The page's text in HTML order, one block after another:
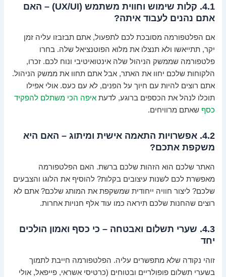
4.1. קלות שימוש וחווית משתמש (UX/UI) – האם
אתם נהנים לעבוד איתה?
אם הפלטפורמה מסובכת לכם לתפעול, אתם תבזבזו עליה זמן
יקר, תתייאשו ולא תנצלו את מלוא הפוטנציאל שלה. בחרו
פלטפורמה שממשק הניהול שלה אינטואיטיבי ונוח לכם. זכרו,
הלקוחות שלכם יחוו את האתר, אבל אתם תחוו את ממשק הניהול.
אתם רוצים להיות עם חיוך על הפנים, לא עם כעס. אולי אפילו
תוכלו לנהל את הכספים ברוגע, לדעתאיפה הכי משתלם להפקיד
כסף שאתם מרוויחים.
4.2. אפשרויות התאמה אישית ומיתוג – האם היא
משקפת אתכם?
האתר שלכם הוא הזהות שלכם ברשת. האם הפלטפורמה
מאפשרת לכם לשנות עיצובים בקלות? להוסיף את הלוגו והצבעים
שלכם? ליצור חוויה ייחודית שמשקפת את המותג שלכם? אתם לא
רוצים שהחנות שלכם תיראה כמו עוד אלף חנויות אחרות.
4.3. שערי תשלום ואבטחה – כי כסף ואמון הולכים
יחד
זוהי נקודה שלא מתפשרים עליה. הפלטפורמה חייבת לתמוך
בשערי תשלום פופולריים ובטוחים (כרטיסי אשראי, פייפאל, אולי